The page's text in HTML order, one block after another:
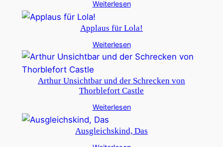
Weiterlesen
Applaus für Lola!
Weiterlesen
Arthur Unsichtbar und der Schrecken von
Thorblefort Castle
Weiterlesen
Ausgleichskind, Das